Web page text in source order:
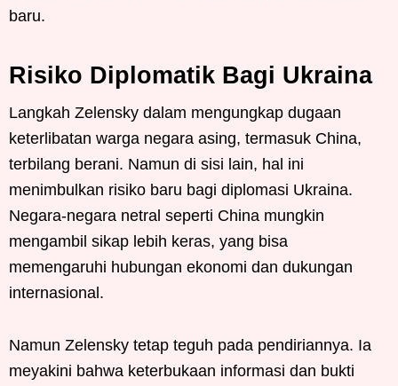
baru.
Risiko Diplomatik Bagi Ukraina
Langkah Zelensky dalam mengungkap dugaan
keterlibatan warga negara asing, termasuk China,
terbilang berani. Namun di sisi lain, hal ini
menimbulkan risiko baru bagi diplomasi Ukraina.
Negara-negara netral seperti China mungkin
mengambil sikap lebih keras, yang bisa
memengaruhi hubungan ekonomi dan dukungan
internasional.
Namun Zelensky tetap teguh pada pendiriannya. Ia
meyakini bahwa keterbukaan informasi dan bukti